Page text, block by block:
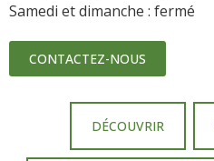
Samedi et dimanche : fermé
CONTACTEZ-NOUS
DÉCOUVRIR